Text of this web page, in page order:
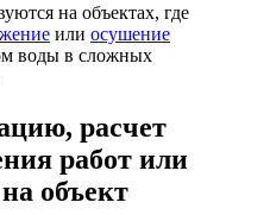
на объектах, где
или осушение
воды в сложных
расчет
работ или
объект